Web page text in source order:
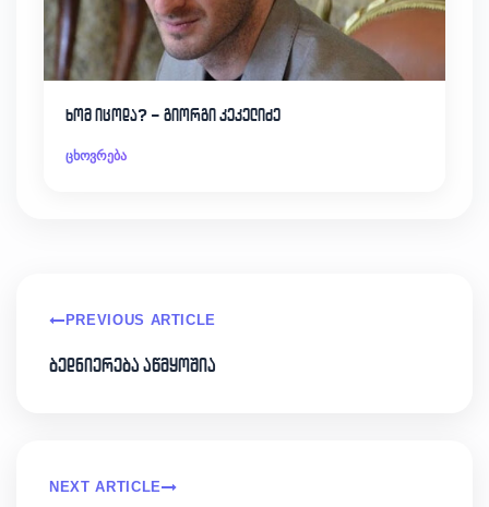
ხომ იცოდა? – გიორგი კეკელიძე
ცხოვრება
PREVIOUS ARTICLE
ბედნიერება აწმყოშია
NEXT ARTICLE